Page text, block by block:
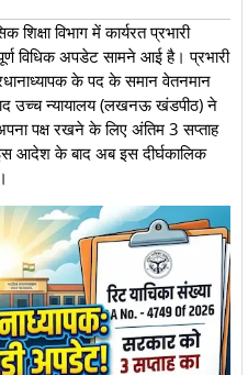
विभाग में कार्यरत प्रभारी
विधिक अपडेट सामने आई है। प्रभारी
के पद के समान वेतनमान
उच्च न्यायालय (लखनऊ खंडपीठ) ने
पक्ष रखने के लिए अंतिम 3 सप्ताह
आदेश के बाद अब इस दीर्घकालिक